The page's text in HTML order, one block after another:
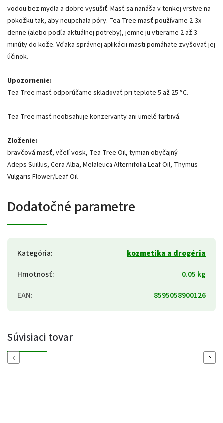
vodou bez mydla a dobre vysušiť. Masť sa nanáša v tenkej vrstve na
pokožku tak, aby neupchala póry. Tea Tree masť používame 2-3x
denne (alebo podľa aktuálnej potreby), jemne ju vtierame 2 až 3
minúty do kože. Vďaka správnej aplikácii masti pomáhate zvyšovať jej
účinok.
Upozornenie:
Tea Tree masť odporúčame skladovať pri teplote 5 až 25 °C.
Tea Tree masť neobsahuje konzervanty ani umelé farbivá.
Zloženie:
bravčová masť, včelí vosk, Tea Tree Oil, tymian obyčajný
Adeps Suillus, Cera Alba, Melaleuca Alternifolia Leaf Oil, Thymus
Vulgaris Flower/Leaf Oil
Dodatočné parametre
Kategória:
kozmetika a drogéria
Hmotnosť:
0.05 kg
EAN: 8595058900126
Súvisiaci tovar
Previous Next